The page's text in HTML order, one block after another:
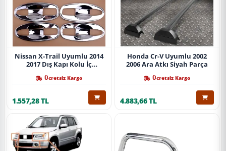
Nissan X-Trail Uyumlu 2014
2017 Dış Kapı Kolu İç
Ücretsiz Kargo
1.557,28 TL
Honda Cr-V Uyumlu 2002
2006 Ara Atkı Siyah Parça
Ücretsiz Kargo
4.883,66 TL